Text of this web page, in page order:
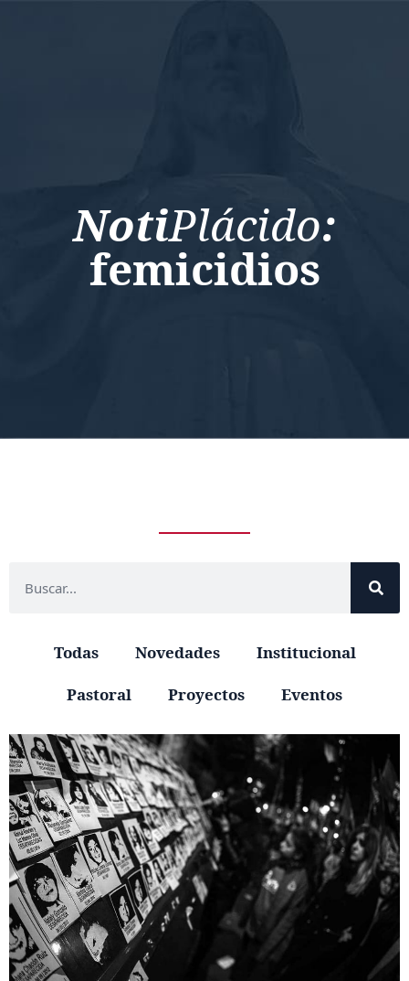
NotiPlácido:
femicidios
Todas Novedades
Institucional
Pastoral
Proyectos Eventos